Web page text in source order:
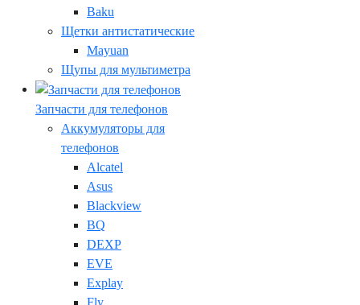
Baku
Щетки антистатические
Mayuan
Щупы для мультиметра
Запчасти для телефонов
Аккумуляторы для
телефонов
Alcatel
Asus
Blackview
BQ
DEXP
EVE
Explay